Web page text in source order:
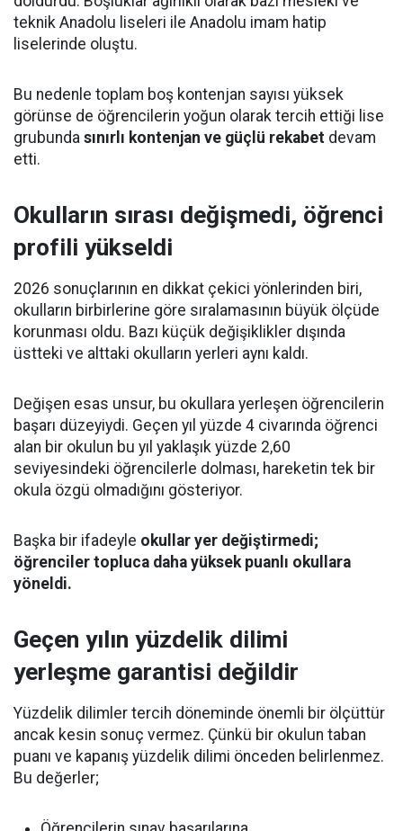
teknik Anadolu liseleri ile Anadolu imam hatip
liselerinde oluştu.
Bu nedenle toplam boş kontenjan sayısı yüksek
görünse de öğrencilerin yoğun olarak tercih ettiği lise
grubunda sınırlı kontenjan ve güçlü rekabet devam
etti.
Okulların sırası değişmedi, öğrenci
profili yükseldi
2026 sonuçlarının en dikkat çekici yönlerinden biri,
okulların birbirlerine göre sıralamasının büyük ölçüde
korunması oldu. Bazı küçük değişiklikler dışında
üstteki ve alttaki okulların yerleri aynı kaldı.
Değişen esas unsur, bu okullara yerleşen öğrencilerin
başarı düzeyiydi. Geçen yıl yüzde 4 civarında öğrenci
alan bir okulun bu yıl yaklaşık yüzde 2,60
seviyesindeki öğrencilerle dolması, hareketin tek bir
okula özgü olmadığını gösteriyor.
Başka bir ifadeyle okullar yer değiştirmedi;
öğrenciler topluca daha yüksek puanlı okullara
yöneldi.
Geçen yılın yüzdelik dilimi
yerleşme garantisi değildir
Yüzdelik dilimler tercih döneminde önemli bir ölçüttür
ancak kesin sonuç vermez. Çünkü bir okulun taban
puanı ve kapanış yüzdelik dilimi önceden belirlenmez.
Bu değerler;